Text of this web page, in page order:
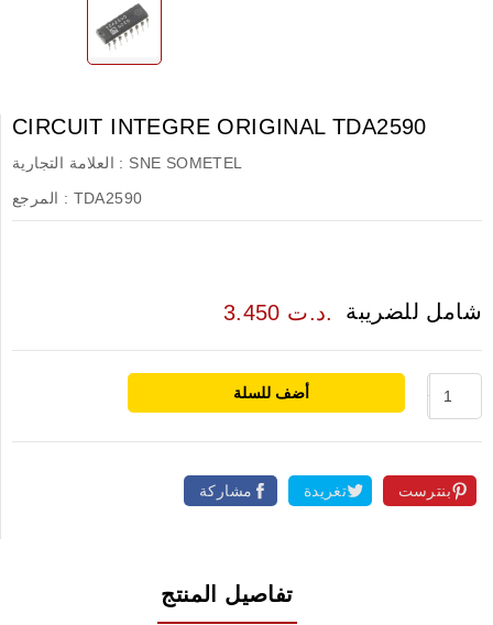
CIRCUIT INTEGRE ORIGINAL TDA2590
العلامة التجارية : SNE SOMETEL
المرجع : TDA2590
3.450 د.ت. شامل للضريبة
أضف للسلة
مشاركة تغريدة بنترست
تفاصيل المنتج